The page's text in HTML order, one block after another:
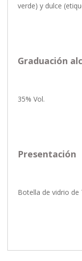
verde) y dulce
Graduación
35% Vol.
Presentación
Botella de vidrio de